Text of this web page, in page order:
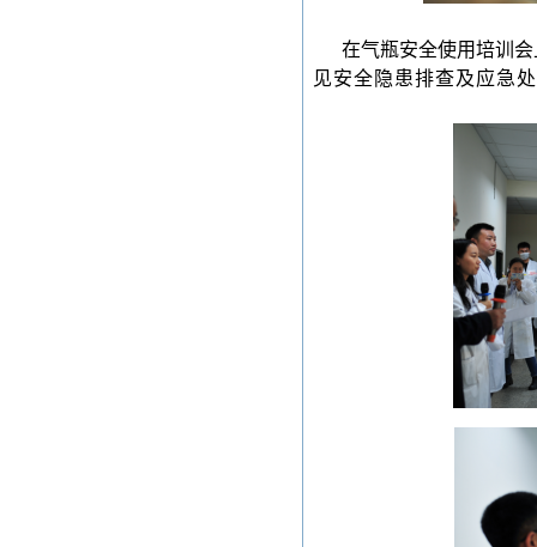
在气瓶安全使用培训
见安全隐患排查及应急